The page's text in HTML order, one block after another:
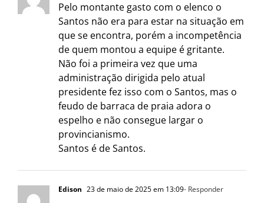
Pelo montante gasto com o elenco o
Santos não era para estar na situação em
que se encontra, porém a incompetência
de quem montou a equipe é gritante.
Não foi a primeira vez que uma
administração dirigida pelo atual
presidente fez isso com o Santos, mas o
feudo de barraca de praia adora o
espelho e não consegue largar o
provincianismo.
Santos é de Santos.
Edison 23 de maio de 2025 em 13:09- Responder